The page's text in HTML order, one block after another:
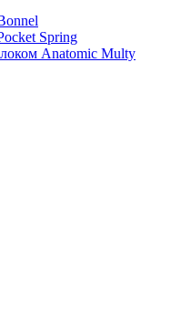
Spring
Anatomic Multy